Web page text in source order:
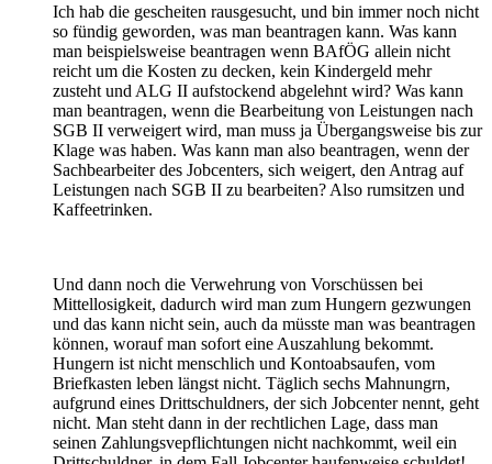
Ich hab die gescheiten rausgesucht, und bin immer noch nicht
so fündig geworden, was man beantragen kann. Was kann
man beispielsweise beantragen wenn BAfÖG allein nicht
reicht um die Kosten zu decken, kein Kindergeld mehr
zusteht und ALG II aufstockend abgelehnt wird? Was kann
man beantragen, wenn die Bearbeitung von Leistungen nach
SGB II verweigert wird, man muss ja Übergangsweise bis zur
Klage was haben. Was kann man also beantragen, wenn der
Sachbearbeiter des Jobcenters, sich weigert, den Antrag auf
Leistungen nach SGB II zu bearbeiten? Also rumsitzen und
Kaffeetrinken.
Und dann noch die Verwehrung von Vorschüssen bei
Mittellosigkeit, dadurch wird man zum Hungern gezwungen
und das kann nicht sein, auch da müsste man was beantragen
können, worauf man sofort eine Auszahlung bekommt.
Hungern ist nicht menschlich und Kontoabsaufen, vom
Briefkasten leben längst nicht. Täglich sechs Mahnungrn,
aufgrund eines Drittschuldners, der sich Jobcenter nennt, geht
nicht. Man steht dann in der rechtlichen Lage, dass man
seinen Zahlungsvepflichtungen nicht nachkommt, weil ein